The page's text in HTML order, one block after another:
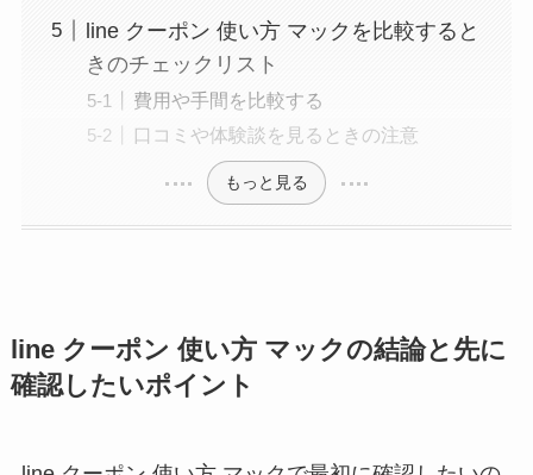
line クーポン 使い方 マックを比較すると
きのチェックリスト
費用や手間を比較する
口コミや体験談を見るときの注意
もっと見る
line クーポン 使い方 マックの結論と先に
確認したいポイント